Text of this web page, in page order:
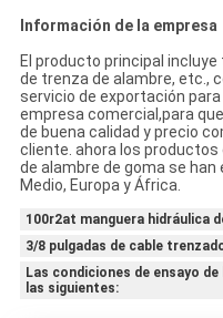
Información de la empresa
El producto principal
de trenza de alambre, etc.,
servicio de exportación
empresa comercial,para
de buena calidad y precio
cliente. ahora los
de alambre de goma se han
Medio, Europa y África.
100r2at manguera hidráulica
3/8 pulgadas de cable
Las condiciones de ensayo
las siguientes: